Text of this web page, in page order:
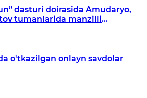
dasturi doirasida Amudaryo,
tumanlarida manzilli
o'tkazilgan onlayn savdolar